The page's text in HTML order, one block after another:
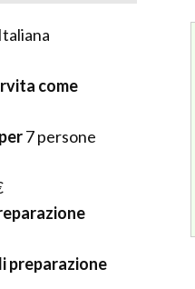
Italiana
come
7persone
preparazione